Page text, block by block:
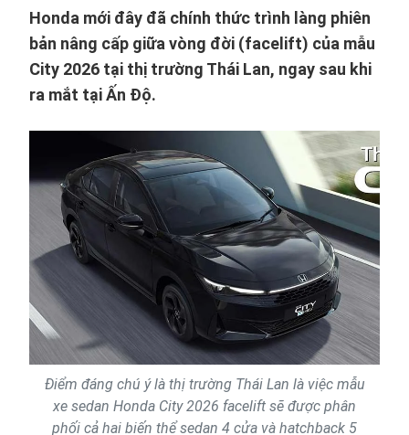
Honda mới đây đã chính thức trình làng phiên
bản nâng cấp giữa vòng đời (facelift) của mẫu
City 2026 tại thị trường Thái Lan, ngay sau khi
ra mắt tại Ấn Độ.
Điểm đáng chú ý là thị trường Thái Lan là việc mẫu
xe sedan Honda City 2026 facelift sẽ được phân
phối cả hai biến thể sedan 4 cửa và hatchback 5